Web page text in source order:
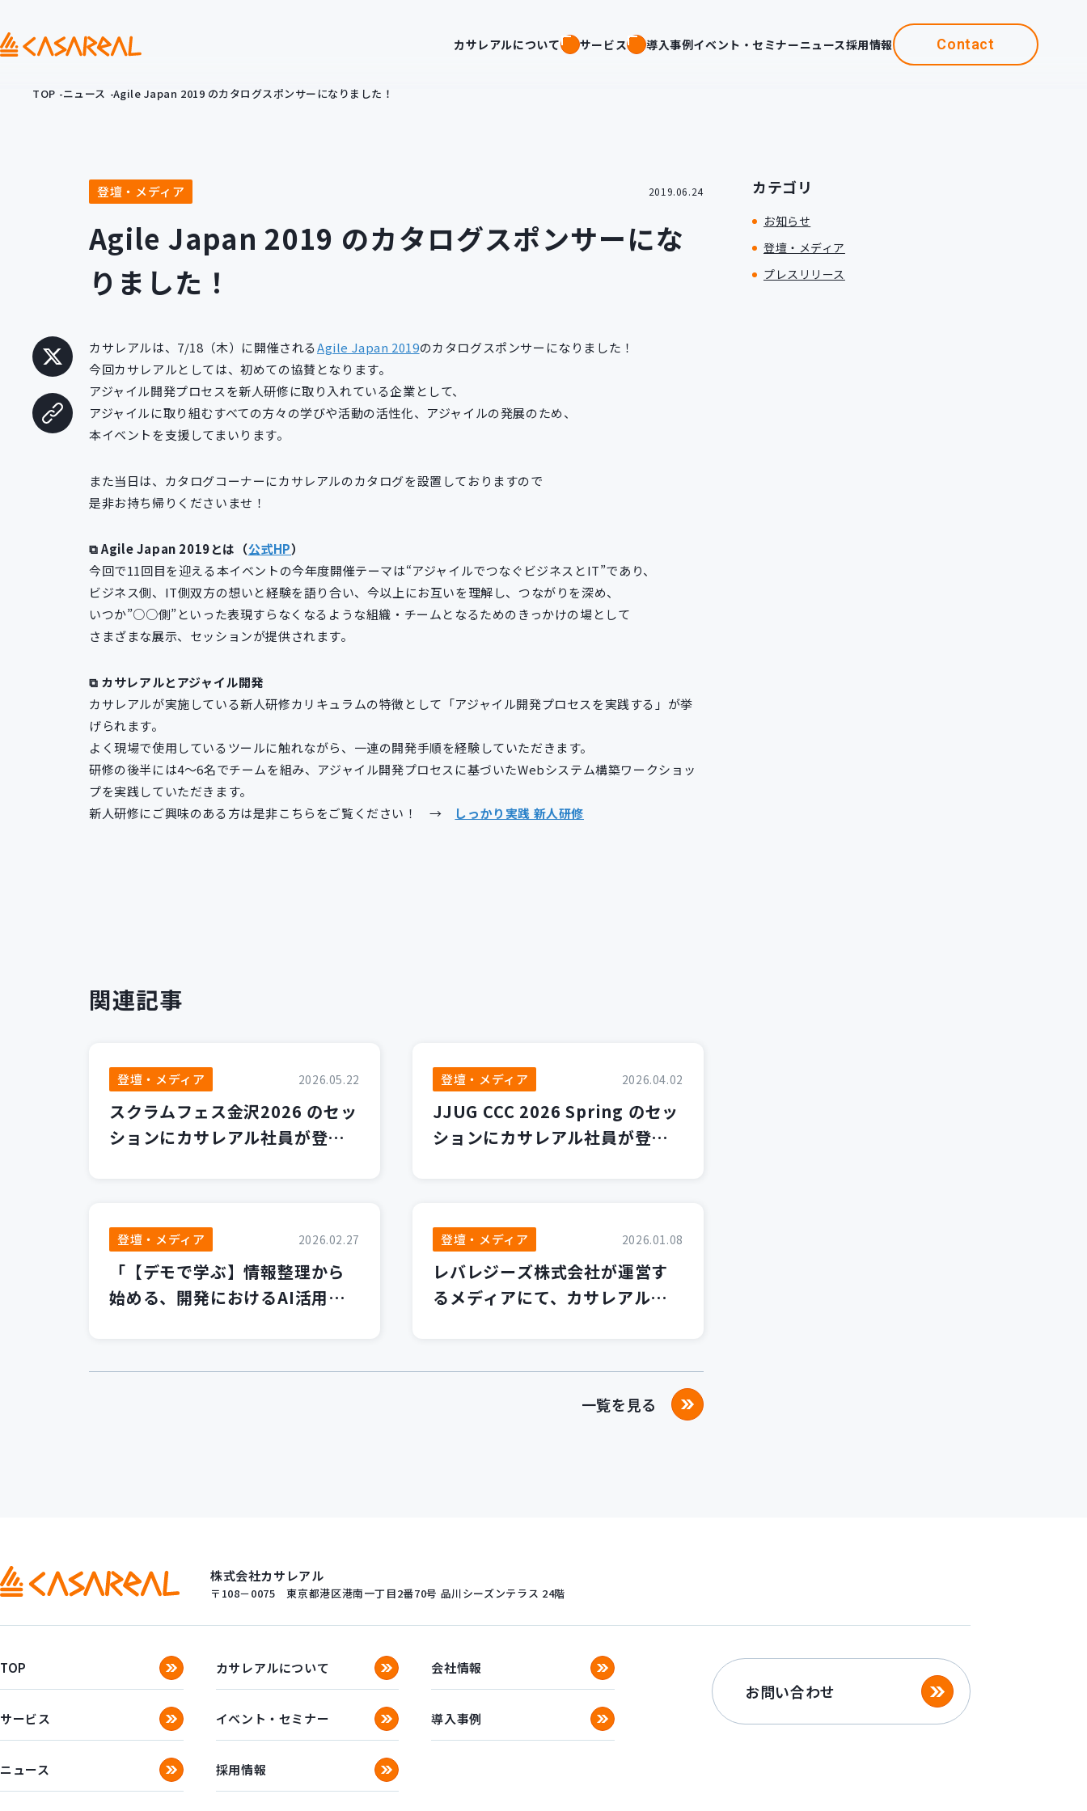
カサレアルについて サービス 導入事例イベント・セミナーニュース採用情報 Contact
TOP ニュース Agile Japan 2019 のカタログスポンサーになりました！
登壇・メディア 2019.06.24
Agile Japan 2019 のカタログスポンサーにな
りました！
カサレアルは、7/18（木）に開催されるAgile Japan 2019のカタログスポンサーになりました！
今回カサレアルとしては、初めての協賛となります。
アジャイル開発プロセスを新人研修に取り入れている企業として、
アジャイルに取り組むすべての方々の学びや活動の活性化、アジャイルの発展のため、
本イベントを支援してまいります。
また当日は、カタログコーナーにカサレアルのカタログを設置しておりますので
是非お持ち帰りくださいませ！
⧉ Agile Japan 2019とは（公式HP）
今回で11回目を迎える本イベントの今年度開催テーマは“アジャイルでつなぐビジネスとIT”であり、
ビジネス側、IT側双方の想いと経験を語り合い、今以上にお互いを理解し、つながりを深め、
いつか”○○側”といった表現すらなくなるような組織・チームとなるためのきっかけの場として
さまざまな展示、セッションが提供されます。
⧉ カサレアルとアジャイル開発
カサレアルが実施している新人研修カリキュラムの特徴として「アジャイル開発プロセスを実践する」が挙
げられます。
よく現場で使用しているツールに触れながら、一連の開発手順を経験していただきます。
研修の後半には4～6名でチームを組み、アジャイル開発プロセスに基づいたWebシステム構築ワークショッ
プを実践していただきます。
新人研修にご興味のある方は是非こちらをご覧ください！ →
しっかり実践 新人研修
カテゴリ
お知らせ
登壇・メディア
プレスリリース
関連記事
登壇・メディア 2026.05.22
スクラムフェス金沢2026 のセッ
ションにカサレアル社員が登壇
登壇・メディア 2026.04.02
JJUG CCC 2026 Spring のセッ
ションにカサレアル社員が登壇
登壇・メディア 2026.02.27
「【デモで学ぶ】情報整理から
始める、開発におけるAI活用の
登壇・メディア 2026.01.08
レバレジーズ株式会社が運営す
るメディアにて、カサレアルブ
一覧を見る
株式会社カサレアル
〒108－0075 東京都港区港南一丁目2番70号 品川シーズンテラス 24階
TOP カサレアルについて 会社情報
サービス イベント・セミナー 導入事例
ニュース 採用情報
お問い合わせ